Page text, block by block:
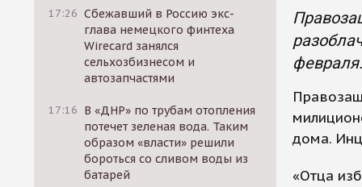
17:26 Сбежавший в Россию экс-
глава немецкого финтеха
Wirecard занялся
сельхозбизнесом и
автозапчастями
17:16 В «ДНР» по трубам отопления
потечет зеленая вода. Таким
образом «власти» решили
бороться со сливом воды из
батарей
февраля.
дома.
«Отца